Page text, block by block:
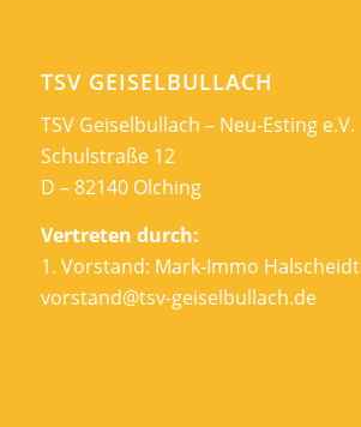
TSV GEISELBULLACH
TSV Geiselbullach – Neu-Esting e.V.
Schulstraße 12
D – 82140 Olching
Vertreten durch:
1. Vorstand: Mark-Immo Halscheidt
vorstand@tsv-geiselbullach.de